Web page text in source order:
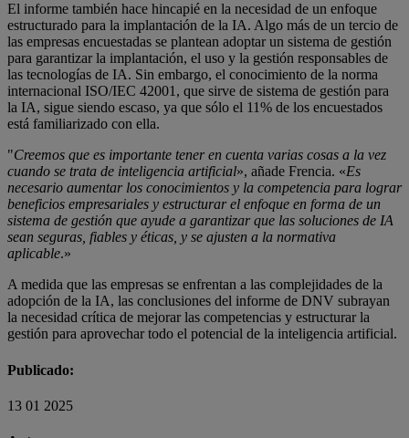
El informe también hace hincapié en la necesidad de un enfoque
estructurado para la implantación de la IA. Algo más de un tercio de
las empresas encuestadas se plantean adoptar un sistema de gestión
para garantizar la implantación, el uso y la gestión responsables de
las tecnologías de IA. Sin embargo, el conocimiento de la norma
internacional ISO/IEC 42001, que sirve de sistema de gestión para
la IA, sigue siendo escaso, ya que sólo el 11% de los encuestados
está familiarizado con ella.
"Creemos que es importante tener en cuenta varias cosas a la vez
cuando se trata de inteligencia artificial», añade Frencia. «Es
necesario aumentar los conocimientos y la competencia para lograr
beneficios empresariales y estructurar el enfoque en forma de un
sistema de gestión que ayude a garantizar que las soluciones de IA
sean seguras, fiables y éticas, y se ajusten a la normativa
aplicable.»
A medida que las empresas se enfrentan a las complejidades de la
adopción de la IA, las conclusiones del informe de DNV subrayan
la necesidad crítica de mejorar las competencias y estructurar la
gestión para aprovechar todo el potencial de la inteligencia artificial.
Publicado:
13 01 2025